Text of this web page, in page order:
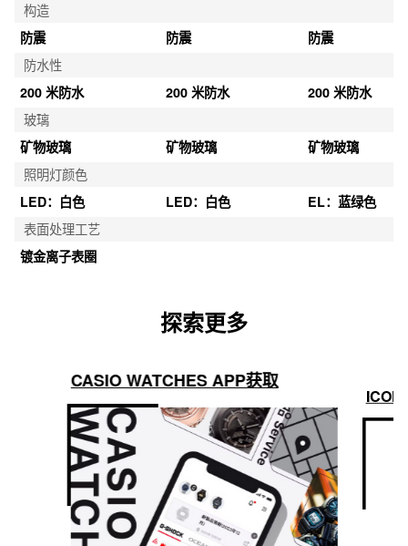
构造
防震
防震
防震
防水性
200 米防水
200 米防水
200 米防水
玻璃
矿物玻璃
矿物玻璃
矿物玻璃
照明灯颜色
LED：白色
LED：白色
EL：蓝绿色
表面处理工艺
镀金离子表圈
探索更多
CASIO WATCHES APP获取